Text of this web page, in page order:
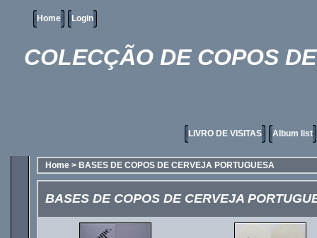
Home Login
COLECÇÃO DE COPOS
LIVRO DE VISITAS Album list
Home > BASES DE COPOS DE CERVEJA PORTUGUESA
BASES DE COPOS DE CERVEJA